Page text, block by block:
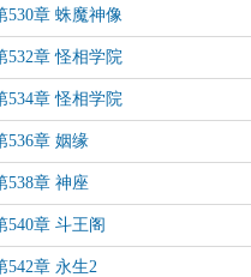
530章 蛛魔神像
532章 怪相学院
534章 怪相学院
536章 姻缘
538章 神座
540章 斗王阁
542章 永生2